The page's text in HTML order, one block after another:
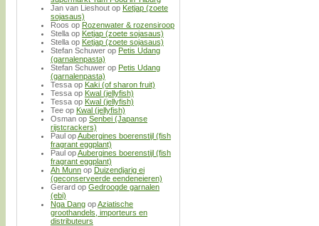
Jan van Lieshout op Ketjap (zoete
sojasaus)
Roos op Rozenwater & rozensiroop
Stella op Ketjap (zoete sojasaus)
Stella op Ketjap (zoete sojasaus)
Stefan Schuwer op Petis Udang
(garnalenpasta)
Stefan Schuwer op Petis Udang
(garnalenpasta)
Tessa op Kaki (of sharon fruit)
Tessa op Kwal (jellyfish)
Tessa op Kwal (jellyfish)
Tee op Kwal (jellyfish)
Osman op Senbei (Japanse
rijstcrackers)
Paul opAubergines boerenstijl (fish
fragrant eggplant)
Paul opAubergines boerenstijl (fish
fragrant eggplant)
Ah Munn op Duizendjarig ei
(geconserveerde eendeneieren)
Gerard op Gedroogde garnalen
(ebi)
Nga Dang opAziatische
groothandels, importeurs en
distributeurs